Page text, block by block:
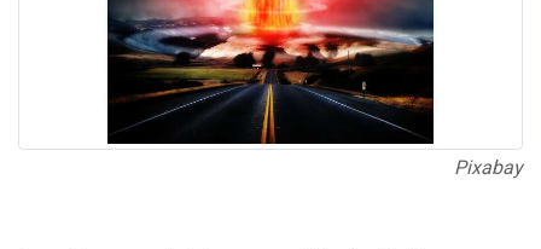
Pixabay